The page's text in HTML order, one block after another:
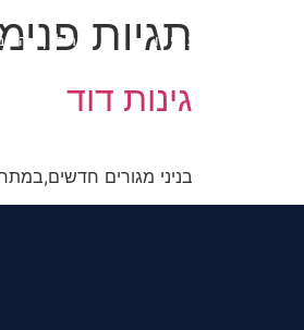
עלינו תהליך תגיות
גינות דוד
בניני מגורים